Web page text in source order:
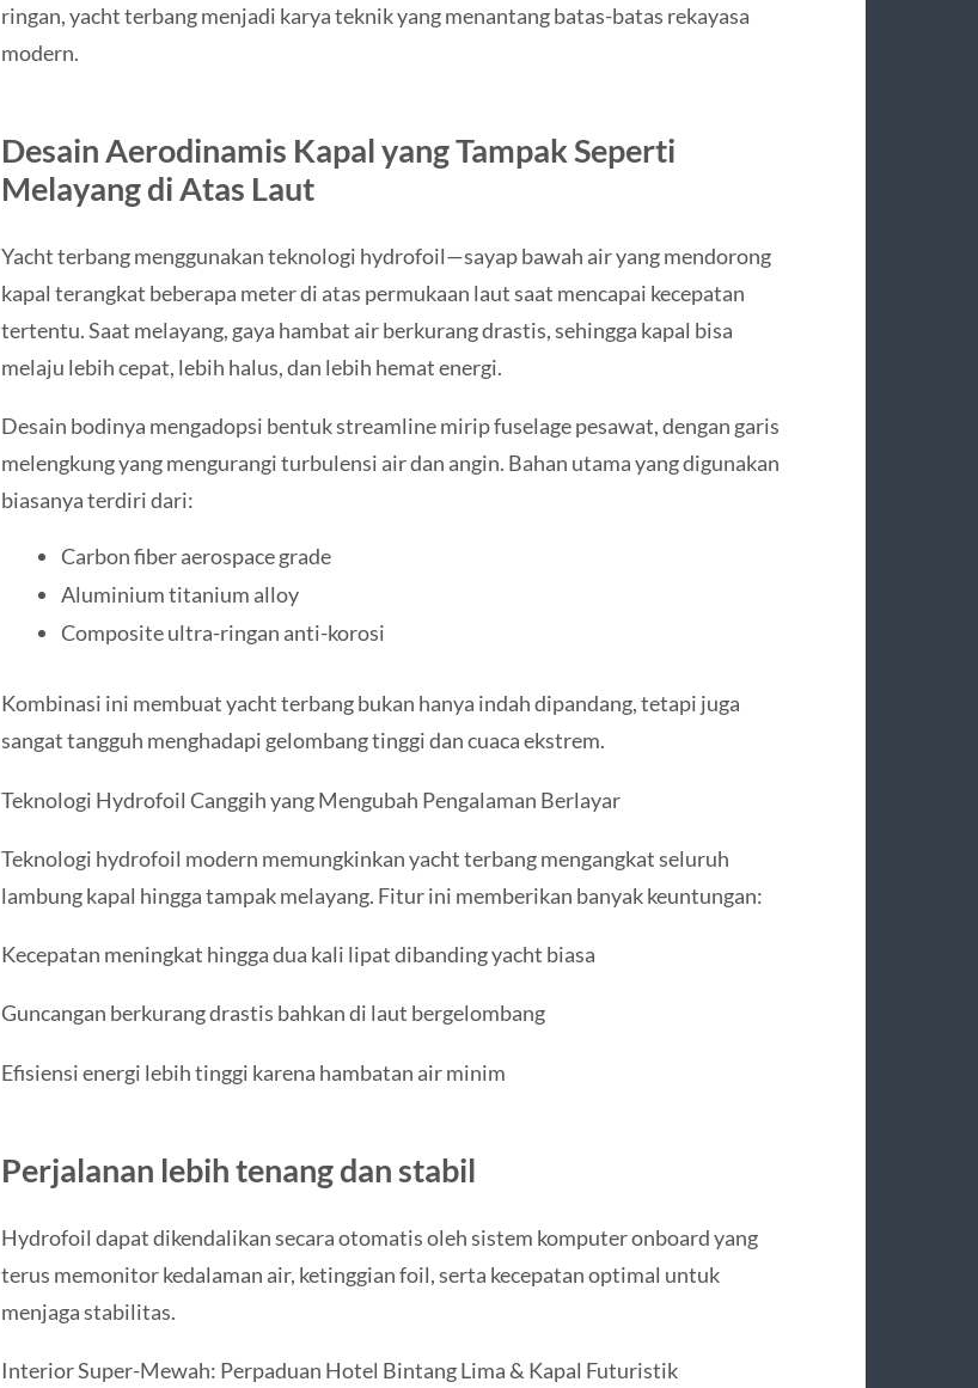
ringan, yacht terbang menjadi karya teknik yang menantang batas-batas rekayasa
modern.
Desain Aerodinamis Kapal yang Tampak Seperti
Melayang di Atas Laut
Yacht terbang menggunakan teknologi hydrofoil—sayap bawah air yang mendorong
kapal terangkat beberapa meter di atas permukaan laut saat mencapai kecepatan
tertentu. Saat melayang, gaya hambat air berkurang drastis, sehingga kapal bisa
melaju lebih cepat, lebih halus, dan lebih hemat energi.
Desain bodinya mengadopsi bentuk streamline mirip fuselage pesawat, dengan garis
melengkung yang mengurangi turbulensi air dan angin. Bahan utama yang digunakan
biasanya terdiri dari:
Carbon fiber aerospace grade
Aluminium titanium alloy
Composite ultra-ringan anti-korosi
Kombinasi ini membuat yacht terbang bukan hanya indah dipandang, tetapi juga
sangat tangguh menghadapi gelombang tinggi dan cuaca ekstrem.
Teknologi Hydrofoil Canggih yang Mengubah Pengalaman Berlayar
Teknologi hydrofoil modern memungkinkan yacht terbang mengangkat seluruh
lambung kapal hingga tampak melayang. Fitur ini memberikan banyak keuntungan:
Kecepatan meningkat hingga dua kali lipat dibanding yacht biasa
Guncangan berkurang drastis bahkan di laut bergelombang
Efisiensi energi lebih tinggi karena hambatan air minim
Perjalanan lebih tenang dan stabil
Hydrofoil dapat dikendalikan secara otomatis oleh sistem komputer onboard yang
terus memonitor kedalaman air, ketinggian foil, serta kecepatan optimal untuk
menjaga stabilitas.
Interior Super-Mewah: Perpaduan Hotel Bintang Lima & Kapal Futuristik